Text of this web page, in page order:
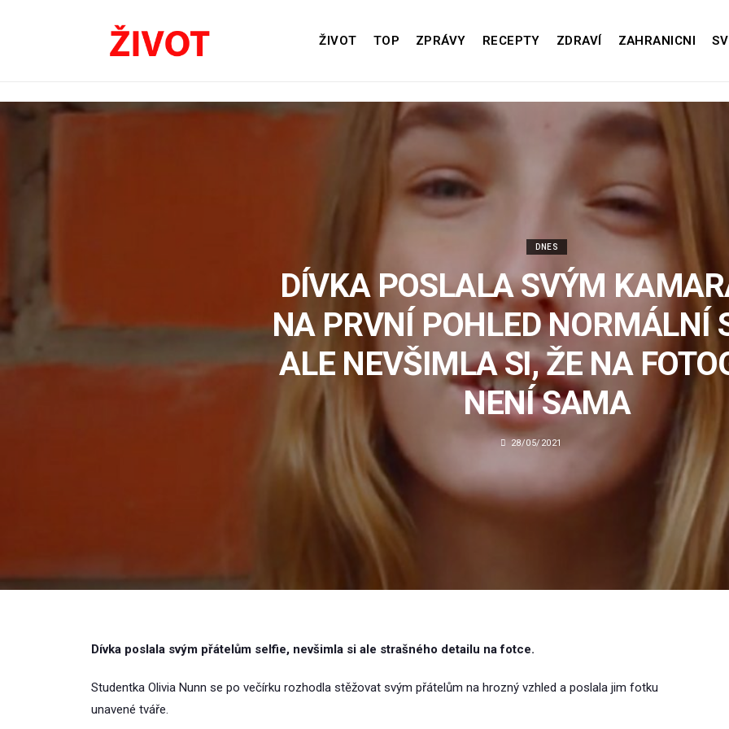
ŽIVOT TOP ZPRÁVY RECEPTY ZDRAVÍ ZAHRANICNI
DNES
DÍVKA POSLALA SVÝM
NA PRVNÍ POHLED NORMÁLNÍ
ALE NEVŠIMLA SI, ŽE NA
NENÍ SAMA
28/05/2021
Dívka poslala svým přátelům selfie, nevšimla si ale strašného detailu na fotce.
Studentka Olivia Nunn se po večírku rozhodla stěžovat svým přátelům na hrozný vzhled a poslala jim fotku
unavené tváře.